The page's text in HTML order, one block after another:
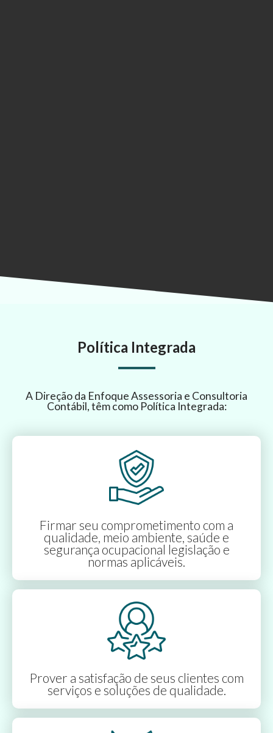
Política Integrada
A Direção da Enfoque Assessoria e Consultoria
Contábil, têm como Política Integrada:
Firmar seu comprometimento com a
qualidade, meio ambiente, saúde e
segurança ocupacional legislação e
normas aplicáveis.
Prover a satisfação de seus clientes com
serviços e soluções de qualidade.